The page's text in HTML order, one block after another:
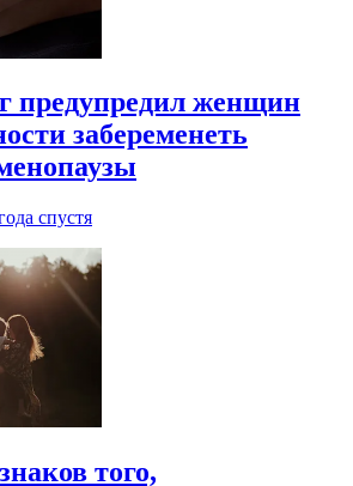
предупредил женщин
забеременеть
спустя
того,